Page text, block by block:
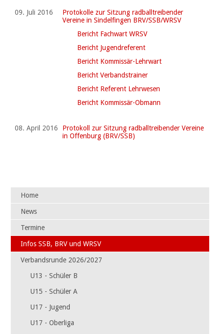
09. Juli 2016
Protokolle zur Sitzung radballtreibender
Vereine in Sindelfingen BRV/SSB/WRSV
Bericht Fachwart WRSV
Bericht Jugendreferent
Bericht Kommissär-Lehrwart
Bericht Verbandstrainer
Bericht Referent Lehrwesen
Bericht Kommissär-Obmann
08. April 2016
Protokoll zur Sitzung radballtreibender Vereine
in Offenburg (BRV/SSB)
Navigation
Home
News
Termine
Infos SSB, BRV und WRSV
Verbandsrunde 2026/2027
U13 - Schüler B
U15 - Schüler A
U17 - Jugend
U17 - Oberliga